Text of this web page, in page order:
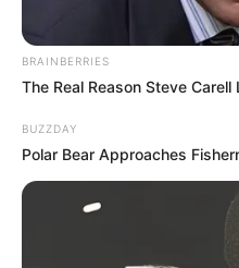
Orbán
Péternek,
bySzerző • May 16, 2026
BRAINBERRIES
The Real Reason Steve
BUZZDAY
Polar Bear Approaches